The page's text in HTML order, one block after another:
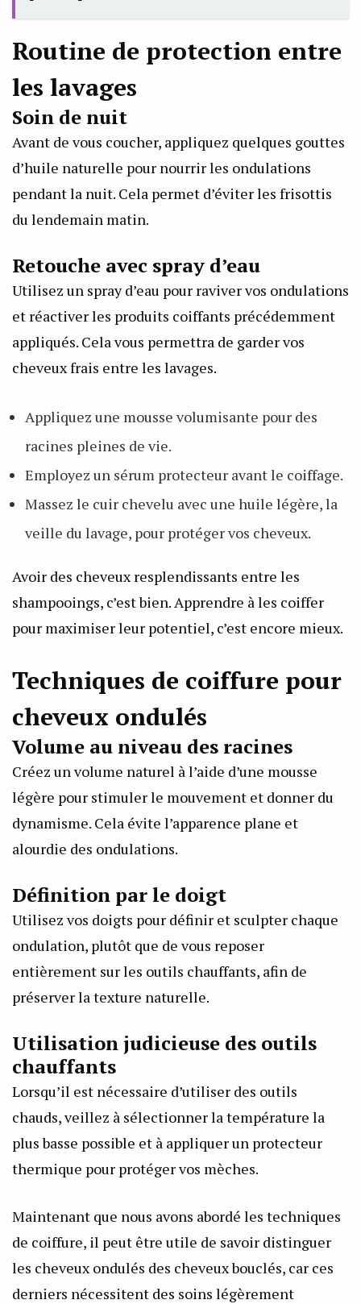
Routine de protection entre
les lavages
Soin de nuit
Avant de vous coucher, appliquez quelques gouttes
d’huile naturelle pour nourrir les ondulations
pendant la nuit. Cela permet d’éviter les frisottis
du lendemain matin.
Retouche avec spray d’eau
Utilisez un spray d’eau pour raviver vos ondulations
et réactiver les produits coiffants précédemment
appliqués. Cela vous permettra de garder vos
cheveux frais entre les lavages.
Appliquez une mousse volumisante pour des
racines pleines de vie.
Employez un sérum protecteur avant le coiffage.
Massez le cuir chevelu avec une huile légère, la
veille du lavage, pour protéger vos cheveux.
Avoir des cheveux resplendissants entre les
shampooings, c’est bien. Apprendre à les coiffer
pour maximiser leur potentiel, c’est encore mieux.
Techniques de coiffure pour
cheveux ondulés
Volume au niveau des racines
Créez un volume naturel à l’aide d’une mousse
légère pour stimuler le mouvement et donner du
dynamisme. Cela évite l’apparence plane et
alourdie des ondulations.
Définition par le doigt
Utilisez vos doigts pour définir et sculpter chaque
ondulation, plutôt que de vous reposer
entièrement sur les outils chauffants, afin de
préserver la texture naturelle.
Utilisation judicieuse des outils
chauffants
Lorsqu’il est nécessaire d’utiliser des outils
chauds, veillez à sélectionner la température la
plus basse possible et à appliquer un protecteur
thermique pour protéger vos mèches.
Maintenant que nous avons abordé les techniques
de coiffure, il peut être utile de savoir distinguer
les cheveux ondulés des cheveux bouclés, car ces
derniers nécessitent des soins légèrement